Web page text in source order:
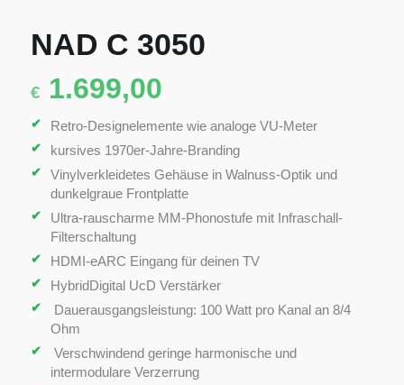
NAD C 3050
€ 1.699,00
Retro-Designelemente wie analoge VU-Meter
kursives 1970er-Jahre-Branding
Vinylverkleidetes Gehäuse in Walnuss-Optik und
dunkelgraue Frontplatte
Ultra-rauscharme MM-Phonostufe mit Infraschall-
Filterschaltung
HDMI-eARC Eingang für deinen TV
HybridDigital UcD Verstärker
Dauerausgangsleistung: 100 Watt pro Kanal an 8/4
Ohm
Verschwindend geringe harmonische und
intermodulare Verzerrung